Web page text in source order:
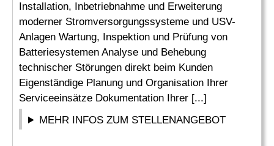
Installation, Inbetriebnahme und Erweiterung
moderner Stromversorgungssysteme und USV-
Anlagen Wartung, Inspektion und Prüfung von
Batteriesystemen Analyse und Behebung
technischer Störungen direkt beim Kunden
Eigenständige Planung und Organisation Ihrer
Serviceeinsätze Dokumentation Ihrer [...]
MEHR INFOS ZUM STELLENANGEBOT